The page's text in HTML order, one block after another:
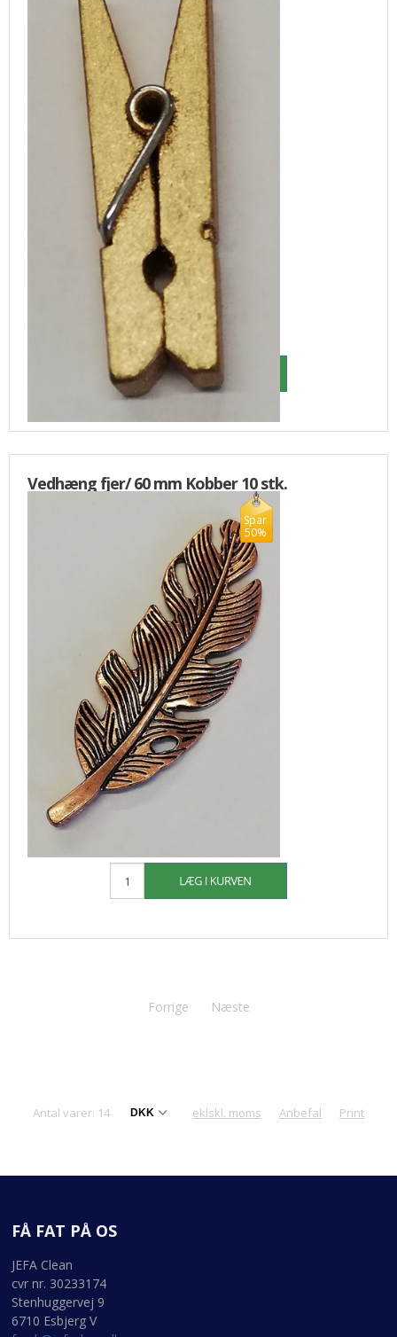
15,00
6,00 DKK
Vedhæng fjer/ 60 mm Kobber 10 stk.
Spar
50%
Forrige Næste
Antal varer: 14 eklskl. moms Anbefal Print
FÅ FAT PÅ OS
JEFA Clean
cvr nr. 30233174
Stenhuggervej 9
6710 Esbjerg V